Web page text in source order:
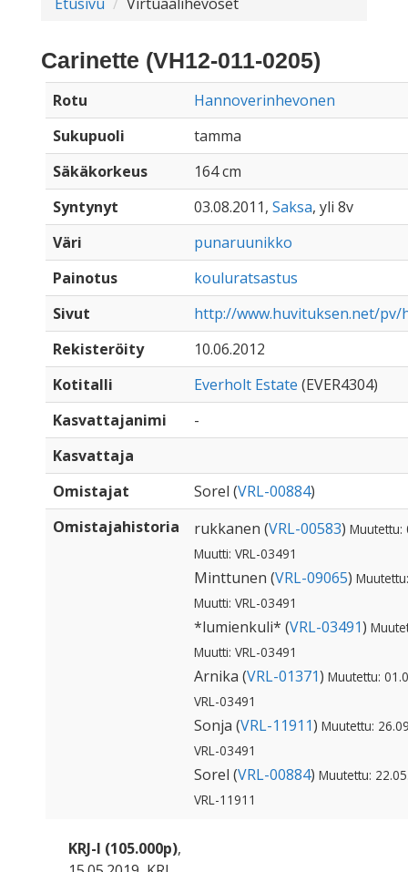
Carinette (VH12-011-0205)
Rotu
Hannoverinhevonen
Sukupuoli
tamma
Säkäkorkeus
164 cm
Syntynyt
03.08.2011, Saksa, yli 8v
Väri
punaruunikko
Painotus
kouluratsastus
Sivut
http://www.huvituksen.net/pv/
Rekisteröity
10.06.2012
Kotitalli
Everholt Estate (EVER4304)
Kasvattajanimi
-
Kasvattaja
Omistajat
Sorel (VRL-00884)
Omistajahistoria
rukkanen (VRL-00583) Muutettu:
Muutti: VRL-03491
Minttunen (VRL-09065)
Muutti: VRL-03491
*lumienkuli* (VRL-03491)
Muutti: VRL-03491
Arnika (VRL-01371) Muutettu:
VRL-03491
Sonja (VRL-11911) Muutettu:
VRL-03491
Sorel (VRL-00884) Muutettu:
VRL-11911
KRJ-I (105.000p),